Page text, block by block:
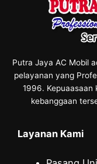
Putra Jaya AC Mobil
pelayanan yang
1996. Kepuaasaan
kebanggaan
Layanan Kami